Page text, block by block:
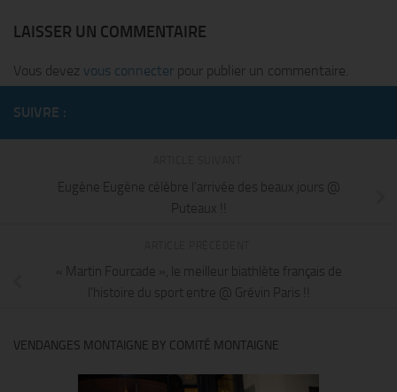
LAISSER UN COMMENTAIRE
Vous devez vous connecter pour publier un commentaire.
SUIVRE :
Eugène Eugène célèbre l’arrivée des beaux jours @
Puteaux !!
« Martin Fourcade », le meilleur biathlète français de
l’histoire du sport entre @ Grévin Paris !!
VENDANGES MONTAIGNE BY COMITÉ MONTAIGNE